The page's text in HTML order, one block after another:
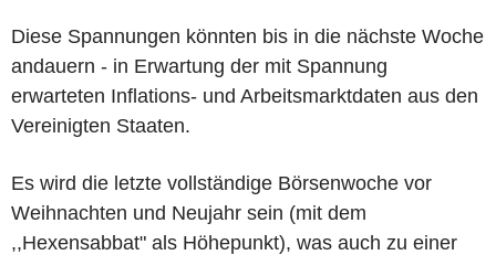
Diese Spannungen könnten bis in die nächste Woche
andauern - in Erwartung der mit Spannung
erwarteten Inflations- und Arbeitsmarktdaten aus den
Vereinigten Staaten.
Es wird die letzte vollständige Börsenwoche vor
Weihnachten und Neujahr sein (mit dem
,,Hexensabbat" als Höhepunkt), was auch zu einer